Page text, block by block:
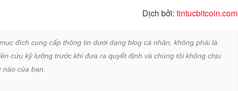
Dịch bởi: tintucbitcoin.com
đích cung cấp thông tin dưới dạng blog cá nhân, không phải là
cứu kỹ lưỡng trước khi đưa ra quyết định và chúng tôi không chịu
của bạn.